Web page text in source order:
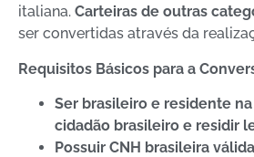
italiana. Carteiras de outras
ser convertidas através da
Requisitos Básicos para a
Ser brasileiro e residente
cidadão brasileiro e residir
Possuir CNH brasileira